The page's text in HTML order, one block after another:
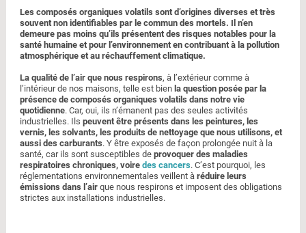
Les composés organiques volatils sont d’origines diverses et très
souvent non identifiables par le commun des mortels. Il n’en
demeure pas moins qu’ils présentent des risques notables pour la
santé humaine et pour l’environnement en contribuant à la pollution
atmosphérique et au réchauffement climatique.
La qualité de l’air que nous respirons, à l’extérieur comme à
l’intérieur de nos maisons, telle est bien la question posée par la
présence de composés organiques volatils dans notre vie
quotidienne. Car, oui, ils n’émanent pas des seules activités
industrielles. Ils peuvent être présents dans les peintures, les
vernis, les solvants, les produits de nettoyage que nous utilisons, et
aussi des carburants. Y être exposés de façon prolongée nuit à la
santé, car ils sont susceptibles de provoquer des maladies
respiratoires chroniques, voire des cancers. C’est pourquoi, les
réglementations environnementales veillent à réduire leurs
émissions dans l’airque nous respirons et imposent des obligations
strictes aux installations industrielles.